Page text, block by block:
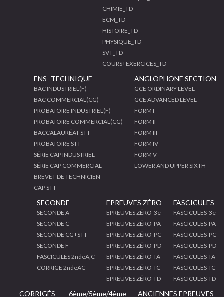
CHIMIE_TD
ECM_TD
HISTOIRE_TD
PHYSIQUE_TD
SVT_TD
COURS+EXERCICES_TD
ENS- TECHNIQUE
BAC INDUSTRIEL(F)
BAC COMMERCIAL(CG)
PROBATOIRE INDUSTRIEL(F)
PROBATOIRE COMMERCIAL(CG)
BACCALAURÉAT STT
PROBATOIRE STT
SÉRIE CAP INDUSTRIEL
SÉRIE CAP COMMERCIAL
BREVET DE TECHNICIEN
CAP STT
ANGLOPHONE SECTION
GCE ORDINARY LEVEL
GCE ADVANCED LEVEL
FORM I
FORM II
FORM III
FORM IV
FORM V
LOWER AND UPPER SIXTH
SECONDE
SECONDE A
SECONDE C
SECONDE CG+STT
SECONDE F
FASCICULES 2ndeA,C
CORRIGE 2ndeAC
EPREUVES ZÉRO
EPREUVES ZÉRO-3e
EPREUVES ZÉRO-PA
EPREUVES ZÉRO-PC
EPREUVES ZÉRO-PD
EPREUVES ZÉRO-TA
EPREUVES ZÉRO-TC
EPREUVES ZÉRO-TD
FASCICULES
FASCICULES-3e
FASCICULES-PA
FASCICULES-PC
FASCICULES-PD
FASCICULES-TA
FASCICULES-TC
FASCICULES-TD
CORRIGÉS 6ème/5ème/4ème ANCIENNES EPREUVES